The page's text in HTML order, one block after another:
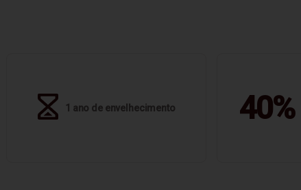
1 ano de envelhecimento 40%